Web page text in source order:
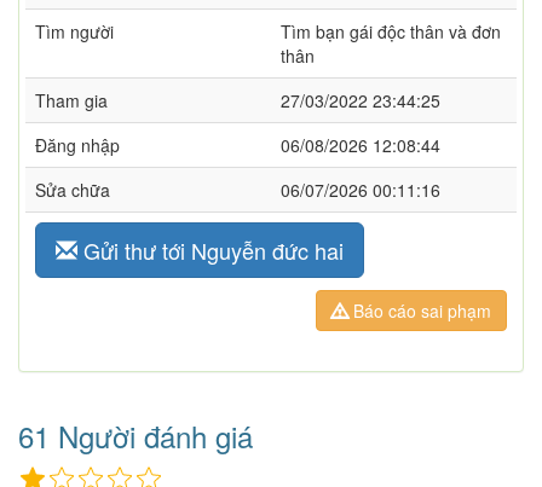
Tìm người
Tìm bạn gái độc thân và đơn
thân
Tham gia
27/03/2022 23:44:25
Đăng nhập
06/08/2026 12:08:44
Sửa chữa
06/07/2026 00:11:16
Gửi thư tới Nguyễn đức hai
Báo cáo sai phạm
61 Người đánh giá